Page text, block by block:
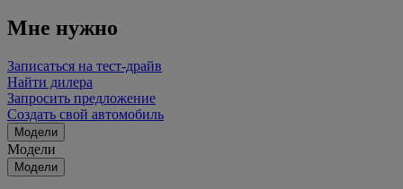
Мне нужно
Записаться на тест-драйв
Найти дилера
Запросить предложение
Создать свой автомобиль
Модели
Модели
Модели